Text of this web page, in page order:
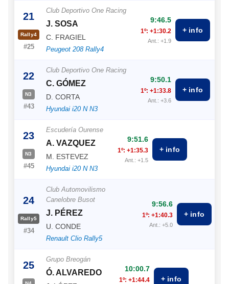
21
Rally4
#25
Club Deportivo One Racing
J. SOSA
C. FRAGIEL
Peugeot 208 Rally4
9:46.5
1º: +1:30.2
Ant.: +1.9
+ info
22
N3
#43
Club Deportivo One Racing
C. GÓMEZ
D. CORTA
Hyundai i20 N N3
9:50.1
1º: +1:33.8
Ant.: +3.6
+ info
23
N3
#45
Escudería Ourense
A. VAZQUEZ
M. ESTEVEZ
Hyundai i20 N N3
9:51.6
1º: +1:35.3
Ant.: +1.5
+ info
24
Rally5
#34
Club Automovilismo
Canelobre Busot
J. PÉREZ
U. CONDE
Renault Clio Rally5
9:56.6
1º: +1:40.3
Ant.: +5.0
+ info
25
Grupo Breogán
Ó. ALVAREDO 10:00.7
1º: +1:44.4 + info